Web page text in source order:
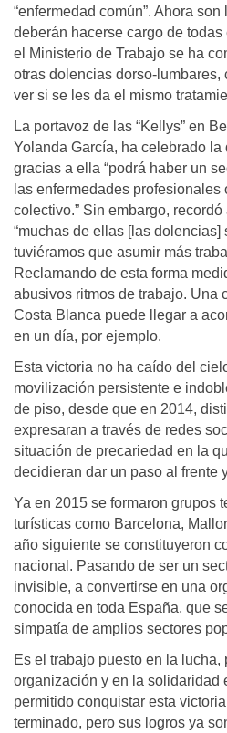
“enfermedad común”. Ahora
deberán hacerse cargo de
el Ministerio de Trabajo se ha
otras dolencias dorso-lumbares,
ver si se les da el mismo
La portavoz de las “Kellys” en
Yolanda García, ha celebrado
gracias a ella “podrá haber un
las enfermedades profesionales
colectivo.” Sin embargo,
“muchas de ellas [las dolencias]
tuviéramos que asumir más
Reclamando de esta forma
abusivos ritmos de trabajo. Una
Costa Blanca puede llegar a
en un día, por ejemplo.
Esta victoria no ha caído del
movilización persistente e
de piso, desde que en 2014,
expresaran a través de redes
situación de precariedad en la
decidieran dar un paso al frente
Ya en 2015 se formaron grupos
turísticas como Barcelona,
año siguiente se constituyeron
nacional. Pasando de ser un
invisible, a convertirse en una
conocida en toda España, que
simpatía de amplios sectores
Es el trabajo puesto en la lucha,
organización y en la solidaridad
permitido conquistar esta
terminado, pero sus logros ya